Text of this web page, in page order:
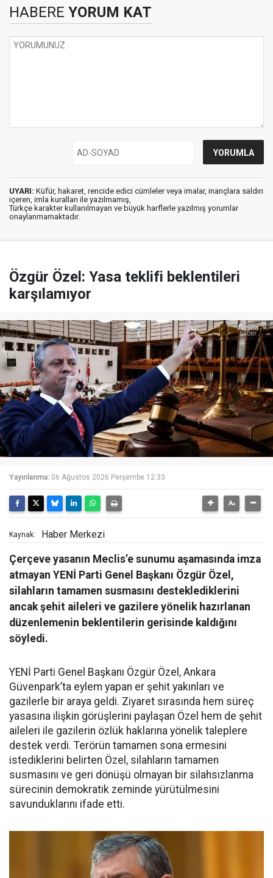
HABERE YORUM KAT
UYARI: Küfür, hakaret, rencide edici cümleler veya imalar, inançlara saldırı
içeren, imla kuralları ile yazılmamış,
Türkçe karakter kullanılmayan ve büyük harflerle yazılmış yorumlar
onaylanmamaktadır.
Özgür Özel: Yasa teklifi beklentileri
karşılamıyor
Yayınlanma: 06 Ağustos 2026 Perşembe 12:33
Kaynak: Haber Merkezi
Çerçeve yasanın Meclis’e sunumu aşamasında imza
atmayan YENİ Parti Genel Başkanı Özgür Özel,
silahların tamamen susmasını desteklediklerini
ancak şehit aileleri ve gazilere yönelik hazırlanan
düzenlemenin beklentilerin gerisinde kaldığını
söyledi.
YENİ Parti Genel Başkanı Özgür Özel, Ankara
Güvenpark’ta eylem yapan er şehit yakınları ve
gazilerle bir araya geldi. Ziyaret sırasında hem süreç
yasasına ilişkin görüşlerini paylaşan Özel hem de şehit
aileleri ile gazilerin özlük haklarına yönelik taleplere
destek verdi. Terörün tamamen sona ermesini
istediklerini belirten Özel, silahların tamamen
susmasını ve geri dönüşü olmayan bir silahsızlanma
sürecinin demokratik zeminde yürütülmesini
savunduklarını ifade etti.